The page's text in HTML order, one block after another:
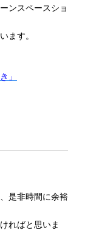
ンスペースショ
ます。
」
是非時間に余裕
ればと思いま